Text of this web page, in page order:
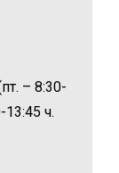
– 8:30-
ч.